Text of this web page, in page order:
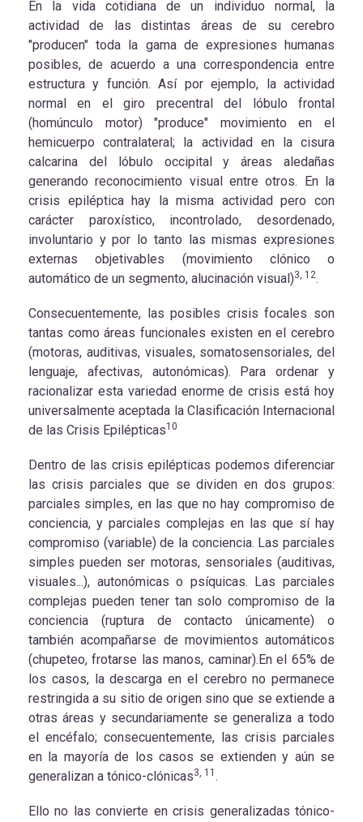
En la vida cotidiana de un individuo normal, la
actividad de las distintas áreas de su cerebro
"producen" toda la gama de expresiones humanas
posibles, de acuerdo a una correspondencia entre
estructura y función. Así por ejemplo, la actividad
normal en el giro precentral del lóbulo frontal
(homúnculo motor) "produce" movimiento en el
hemicuerpo contralateral; la actividad en la cisura
calcarina del lóbulo occipital y áreas aledañas
generando reconocimiento visual entre otros. En la
crisis epiléptica hay la misma actividad pero con
carácter paroxístico, incontrolado, desordenado,
involuntario y por lo tanto las mismas expresiones
externas objetivables (movimiento clónico o
automático de un segmento, alucinación visual)3, 12.
Consecuentemente, las posibles crisis focales son
tantas como áreas funcionales existen en el cerebro
(motoras, auditivas, visuales, somatosensoriales, del
lenguaje, afectivas, autonómicas). Para ordenar y
racionalizar esta variedad enorme de crisis está hoy
universalmente aceptada la Clasificación Internacional
de las Crisis Epilépticas10
Dentro de las crisis epilépticas podemos diferenciar
las crisis parciales que se dividen en dos grupos:
parciales simples, en las que no hay compromiso de
conciencia, y parciales complejas en las que sí hay
compromiso (variable) de la conciencia. Las parciales
simples pueden ser motoras, sensoriales (auditivas,
visuales...), autonómicas o psíquicas. Las parciales
complejas pueden tener tan solo compromiso de la
conciencia (ruptura de contacto únicamente) o
también acompañarse de movimientos automáticos
(chupeteo, frotarse las manos, caminar).En el 65% de
los casos, la descarga en el cerebro no permanece
restringida a su sitio de origen sino que se extiende a
otras áreas y secundariamente se generaliza a todo
el encéfalo; consecuentemente, las crisis parciales
en la mayoría de los casos se extienden y aún se
generalizan a tónico-clónicas3, 11 .
Ello no las convierte en crisis generalizadas tónico-